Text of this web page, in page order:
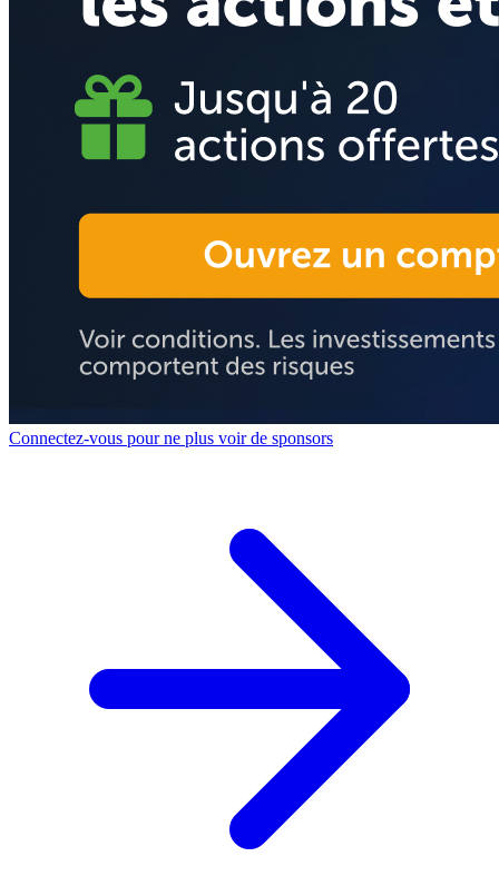
Connectez-vous pour ne plus voir de sponsors